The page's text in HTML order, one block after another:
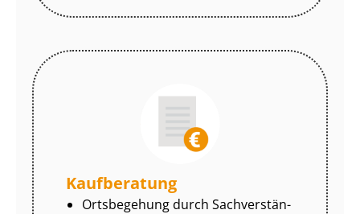
Kaufberatung
Ortsbegehung durch Sach­ver­stän­